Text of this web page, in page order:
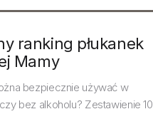
ranking płukanek
Mamy
bezpiecznie używać w
bez alkoholu? Zestawienie 10